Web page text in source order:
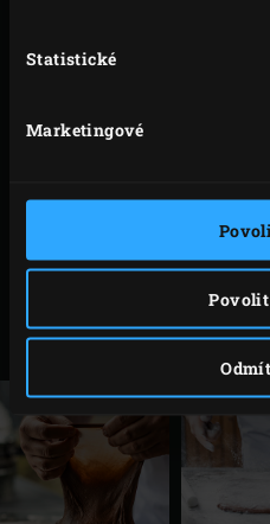
Statistické
Marketingové
zakryjte
Mezitím na
prošlehejte cukr a
cukrovou směs a
začne vařit, sundejte
čokoládu. Krém
vložíme do sáčku.